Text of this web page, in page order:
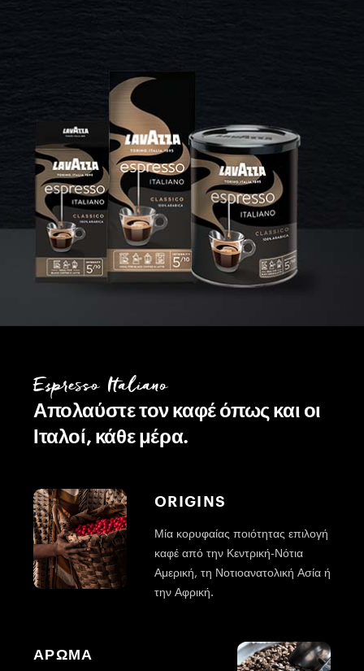
Espresso Italiano
Απολαύστε τον καφέ όπως και οι
Ιταλοί, κάθε μέρα.
ORIGINS
Μία κορυφαίας ποιότητας επιλογή
καφέ από την Κεντρική-Νότια
Αμερική, τη Νοτιοανατολική Ασία ή
την Αφρική.
ΑΡΩΜΑ